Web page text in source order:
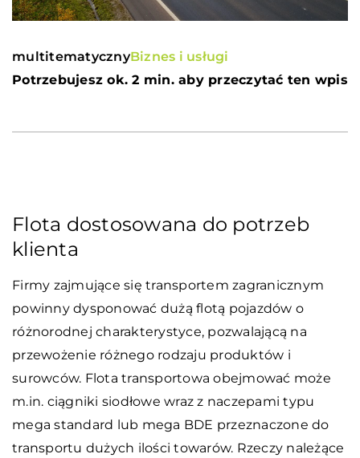
multitematycznyBiznes i usługi
Potrzebujesz ok. 2 min. aby przeczytać ten wpis
Flota dostosowana do potrzeb
klienta
Firmy zajmujące się transportem zagranicznym
powinny dysponować dużą flotą pojazdów o
różnorodnej charakterystyce, pozwalającą na
przewożenie różnego rodzaju produktów i
surowców. Flota transportowa obejmować może
m.in. ciągniki siodłowe wraz z naczepami typu
mega standard lub mega BDE przeznaczone do
transportu dużych ilości towarów. Rzeczy należące